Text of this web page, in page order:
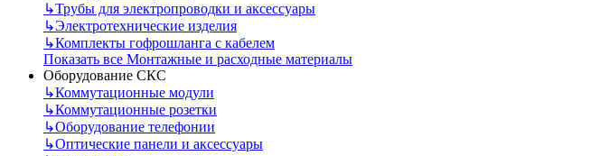
↳Трубы для электропроводки и аксессуары
↳Электротехнические изделия
↳Комплекты гофрошланга с кабелем
Показать все Монтажные и расходные материалы
Оборудование СКС
↳Коммутационные модули
↳Коммутационные розетки
↳Оборудование телефонии
↳Оптические панели и аксессуары